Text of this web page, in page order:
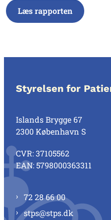
Læs rapporten
Styrelsen for
Islands Brygge 67
2300 København S
CVR: 37105562
EAN: 5798000363311
72 28 66 00
stps@stps.dk